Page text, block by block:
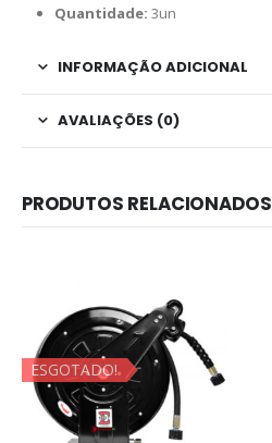
Quantidade: 3un
INFORMAÇÃO ADICIONAL
AVALIAÇÕES (0)
PRODUTOS RELACIONADOS
ESGOTADO!